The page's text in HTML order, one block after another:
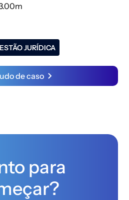
JURÍDICA
de caso
para